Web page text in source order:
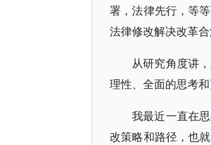
署，法律先行，等
法律修改解决改革
从研究角度讲
理性、全面的思考和
我最近一直在
改策略和路径，也